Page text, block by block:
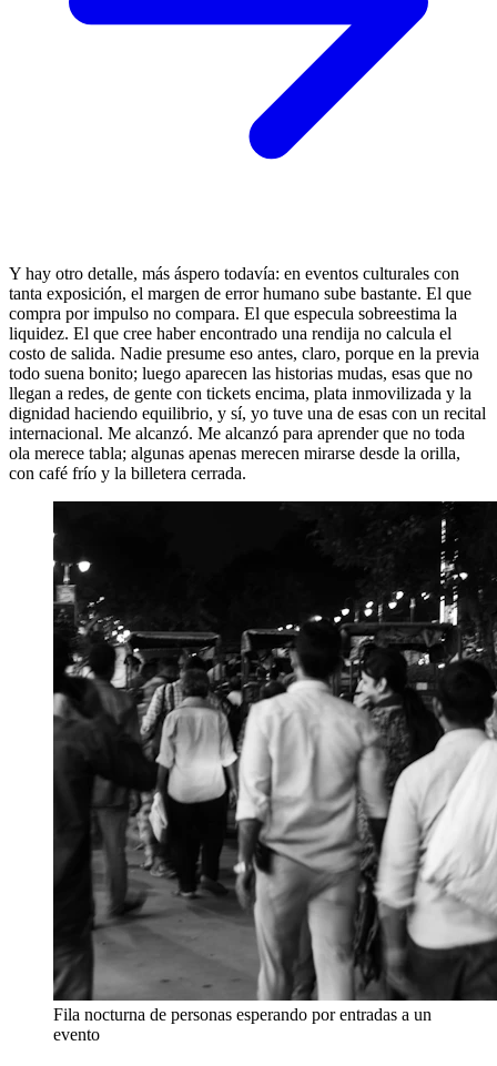
Y hay otro detalle, más áspero todavía: en eventos culturales con
tanta exposición, el margen de error humano sube bastante. El que
compra por impulso no compara. El que especula sobreestima la
liquidez. El que cree haber encontrado una rendija no calcula el
costo de salida. Nadie presume eso antes, claro, porque en la previa
todo suena bonito; luego aparecen las historias mudas, esas que no
llegan a redes, de gente con tickets encima, plata inmovilizada y la
dignidad haciendo equilibrio, y sí, yo tuve una de esas con un recital
internacional. Me alcanzó. Me alcanzó para aprender que no toda
ola merece tabla; algunas apenas merecen mirarse desde la orilla,
con café frío y la billetera cerrada.
Fila nocturna de personas esperando por entradas a un
evento